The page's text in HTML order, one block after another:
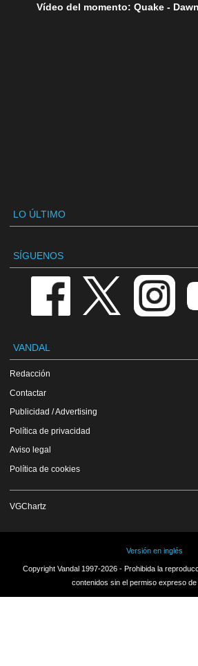
Vídeo del momento: Quake -
LO ÚLTIMO
SÍGUENOS
VANDAL
Redacción
Contactar
Publicidad / Advertising
Política de privacidad
Aviso legal
Política de cookies
VGChartz
Versión en inglés
Copyright Vandal 1997-2026 - Prohibida la
contenidos sin el permiso expreso de